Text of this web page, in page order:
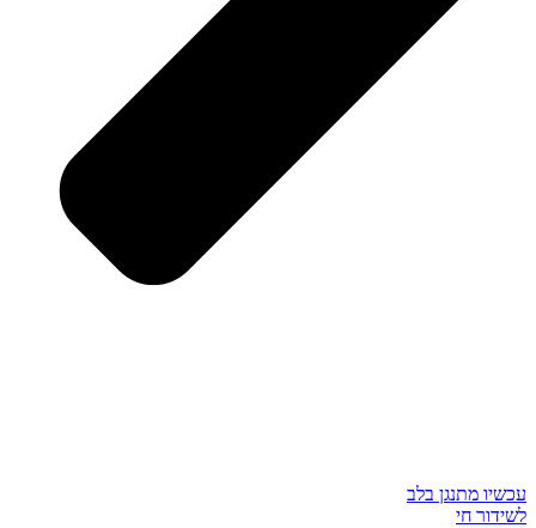
עכשיו מתנגן בלב
לשידור חי